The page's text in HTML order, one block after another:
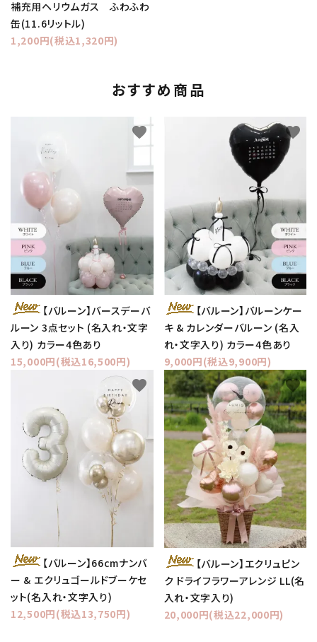
補充用ヘリウムガス ふわふわ
缶(11.6リットル)
1,200円(税込1,320円)
おすすめ商品
【バルーン】バースデーバ
ルーン 3点セット (名入れ・文字
入り) カラー4色あり
15,000円(税込16,500円)
favorite
【バルーン】バルーンケー
キ & カレンダーバルーン (名入
れ・文字入り) カラー4色あり
9,000円(税込9,900円)
favorite
【バルーン】66cmナンバ
ー & エクリュゴールドブーケセ
ット(名入れ・文字入り)
12,500円(税込13,750円)
favorite
【バルーン】エクリュピン
ク ドライフラワーアレンジ LL(名
入れ・文字入り)
20,000円(税込22,000円)
favorite